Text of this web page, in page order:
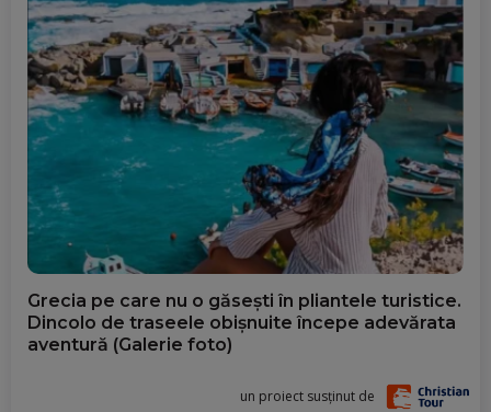
Grecia pe care nu o găsești în pliantele turistice.
Dincolo de traseele obișnuite începe adevărata
aventură (Galerie foto)
un proiect susținut de